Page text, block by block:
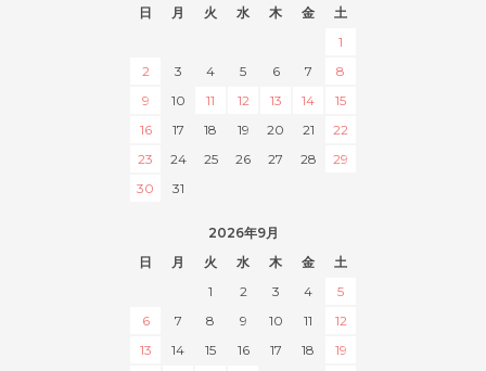
日
月 火 水 木 金
土
1
2
3 4 5 6 7
8
9
10 11 12 13 14
15
16
17 18 19 20 21
22
23
24 25 26 27 28
29
30
31
2026年9月
日
月 火 水 木 金
土
1
2 3 4
5
6
7 8 9 10 11
12
13
14 15 16 17 18
19